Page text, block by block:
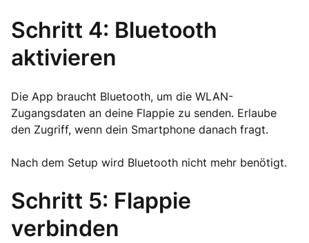
Schritt 4: Bluetooth
aktivieren
Die App braucht Bluetooth, um die WLAN-
Zugangsdaten an deine Flappie zu senden. Erlaube
den Zugriff, wenn dein Smartphone danach fragt.
Nach dem Setup wird Bluetooth nicht mehr benötigt.
Schritt 5: Flappie
verbinden